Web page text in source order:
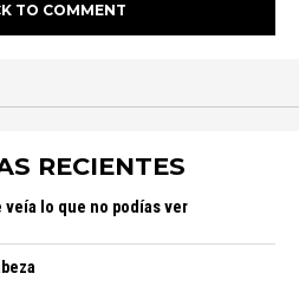
TO COMMENT
RECIENTES
lo que no podías ver